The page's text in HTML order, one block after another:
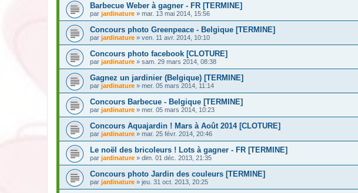
Barbecue Weber à gagner - FR [TERMINE]
par jardinature » mar. 13 mai 2014, 15:56
Concours photo Greenpeace - Belgique [TERMINE]
par jardinature » ven. 11 avr. 2014, 10:10
Concours photo facebook [CLOTURE]
par jardinature » sam. 29 mars 2014, 08:38
Gagnez un jardinier (Belgique) [TERMINE]
par jardinature » mer. 05 mars 2014, 11:14
Concours Barbecue - Belgique [TERMINE]
par jardinature » mer. 05 mars 2014, 10:23
Concours Aquajardin ! Mars à Août 2014 [CLOTURE]
par jardinature » mar. 25 févr. 2014, 20:46
Le noël des bricoleurs ! Lots à gagner - FR [TERMINE]
par jardinature » dim. 01 déc. 2013, 21:35
Concours photo Jardin des couleurs [TERMINE]
par jardinature » jeu. 31 oct. 2013, 20:25